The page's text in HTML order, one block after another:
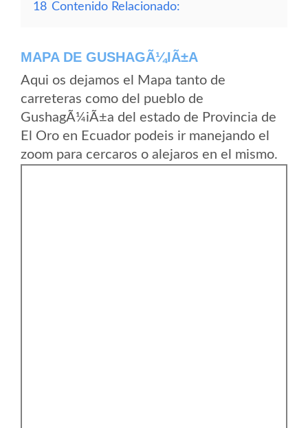
18 Contenido Relacionado:
MAPA DE GUSHAGÃ¼IÃ±A
Aqui os dejamos el Mapa tanto de
carreteras como del pueblo de
GushagÃ¼iÃ±a del estado de Provincia de
El Oro en Ecuador podeis ir manejando el
zoom para cercaros o alejaros en el mismo.